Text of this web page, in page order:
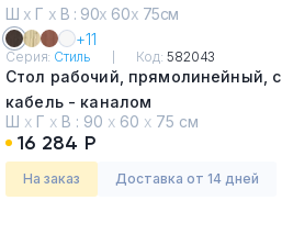
Ш х Г х В : 90х 60х 75см
+11
Серия: Стиль Код: 582043
Стол рабочий, прямолинейный, с
кабель - каналом
Венге
Ш х Г х В : 90 х 60 х 75 см
16 284 Р
На заказ Доставка от 14 дней